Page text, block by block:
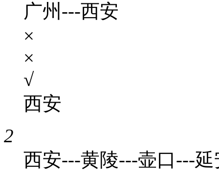
广州---西安
×
×
√
西安
2
西安---黄陵---壶口---